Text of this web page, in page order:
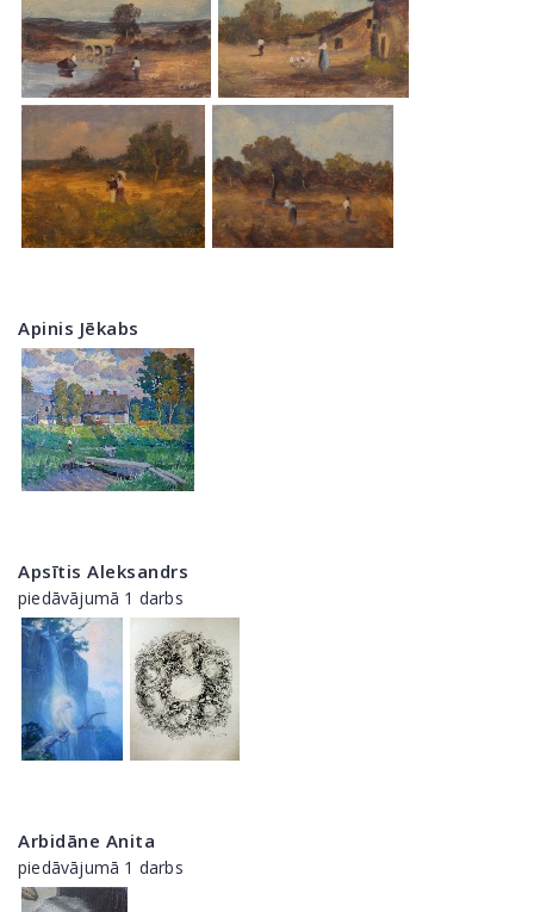
Apinis Jēkabs
Apsītis Aleksandrs
piedāvājumā 1 darbs
Arbidāne Anita
piedāvājumā 1 darbs